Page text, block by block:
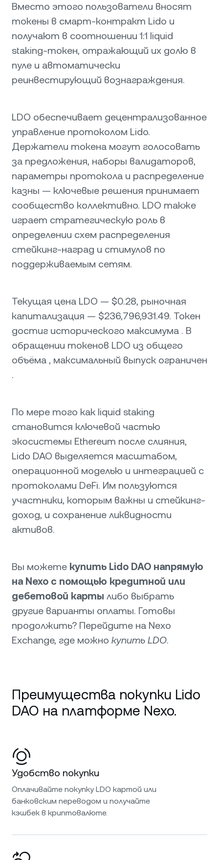
Вместо этого пользователи вносят
токены в смарт-контракт Lido и
получают в соотношении 1:1 liquid
staking-токен, отражающий их долю в
пуле и автоматически
реинвестирующий вознаграждения.
LDO обеспечивает децентрализованное
управление протоколом Lido.
Держатели токена могут голосовать
за предложения, наборы валидаторов,
параметры протокола и распределение
казны — ключевые решения принимает
сообщество коллективно. LDO также
играет стратегическую роль в
определении схем распределения
стейкинг-наград и стимулов по
поддерживаемым сетям.
Текущая цена LDO — $0.28, рыночная
капитализация — $236,796,931.49. Токен
достиг исторического максимума . В
обращении токенов LDO из общего
объёма , максимальный выпуск ограничен
.
По мере того как liquid staking
становится ключевой частью
экосистемы Ethereum после слияния,
Lido DAO выделяется масштабом,
операционной моделью и интеграцией с
протоколами DeFi. Им пользуются
участники, которым важны и стейкинг-
доход, и сохранение ликвидности
активов.
Вы можете купить Lido DAO напрямую
на Nexo с помощью кредитной или
дебетовой карты либо выбрать
другие варианты оплаты. Готовы
продолжить? Перейдите на Nexo
Exchange, где можно купить LDO.
Преимущества покупки Lido
DAO на платформе Nexo.
Удобство покупки
Оплачивайте покупку LDO картой или
банковским переводом и получайте
кэшбек в криптовалюте.